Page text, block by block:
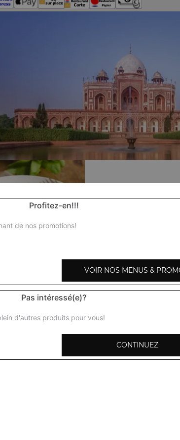
Nos
de saumon marinés cuits au four tandoor puis
tomate, ail, gingembre, poivrons, coriandre + 1 potion
curry
de saumon grillés puis préparés dans une sauce à
gingembre, ail + 1 potion de riz basmati
Profitez-en!!!
de nos promotions!
VOIR NOS MENUS &
Pas intéressé(e)?
d'autres produits pour vous!
CONTINUEZ